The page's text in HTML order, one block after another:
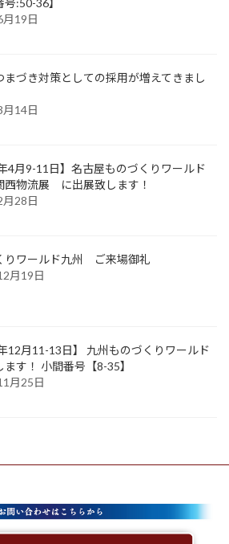
19日
まづき対策としての採用が増えてきまし
14日
4月9-11日】名古屋ものづくりワールド
物流展 に出展致します！
28日
りワールド九州 ご来場御礼
月19日
12月11-13日】 九州ものづくりワールド
ます！ 小間番号【8-35】
月25日